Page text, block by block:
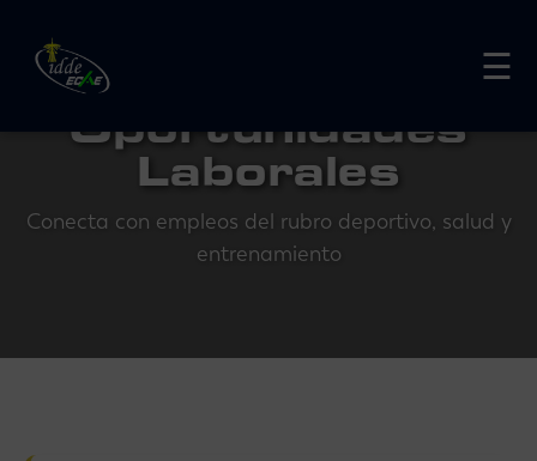
☰
Oportunidades
Laborales
Conecta con empleos del rubro deportivo, salud y
entrenamiento